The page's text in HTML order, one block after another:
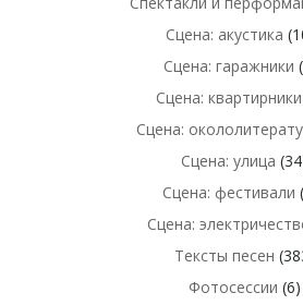
Сцена: акустика
Сцена: гаражники
Сцена: квартирники
Сцена:
Сцена: улица
Сцена: фестивали
Сцена:
Тексты песен
Фотосессии (6)